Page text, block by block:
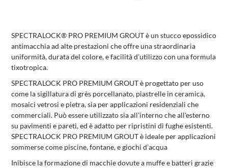
SPECTRALOCK® PRO PREMIUM GROUT è un stucco epossidico
antimacchia ad alte prestazioni che offre una straordinaria
uniformità, durata del colore, e facilità d’utilizzo con una formula
tixotropica.
SPECTRALOCK PRO PREMIUM GROUT è progettato per uso
come la sigillatura di grès porcellanato, piastrelle in ceramica,
mosaici vetrosi e pietra, sia per applicazioni residenziali che
commerciali. Può essere utilizzato sia all'interno che all'esterno
su pavimenti e pareti, ed è adatto per ripristini di fughe esistenti.
SPECTRALOCK PRO PREMIUM GROUT è ideale per applicazioni
sommerse come piscine, fontane, e giochi d’acqua
Inibisce la formazione di macchie dovute a muffe e batteri grazie